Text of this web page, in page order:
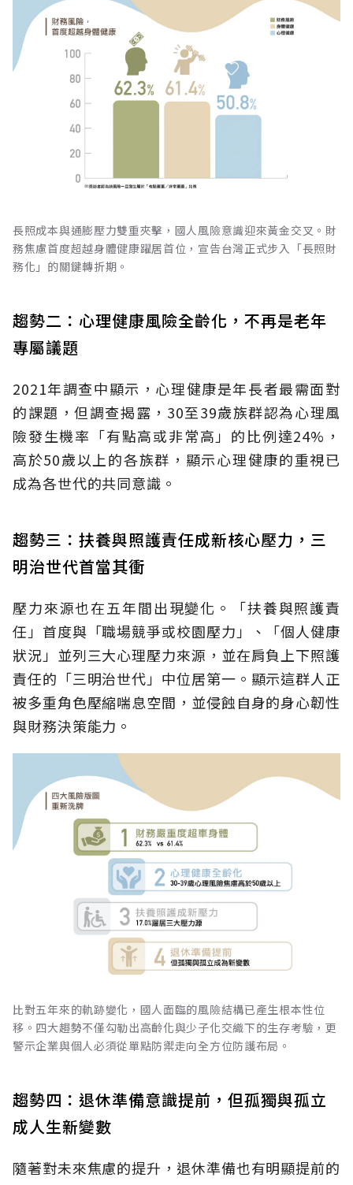
長照成本與通膨壓力雙重夾擊，國人風險意識迎來黃金交叉。財
務焦慮首度超越身體健康躍居首位，宣告台灣正式步入「長照財
務化」的關鍵轉折期。
趨勢二：心理健康風險全齡化，不再是老年
專屬議題
2021年調查中顯示，心理健康是年長者最需面對
的課題，但調查揭露，30至39歲族群認為心理風
險發生機率「有點高或非常高」的比例達24%，
高於50歲以上的各族群，顯示心理健康的重視已
成為各世代的共同意識。
趨勢三：扶養與照護責任成新核心壓力，三
明治世代首當其衝
壓力來源也在五年間出現變化。「扶養與照護責
任」首度與「職場競爭或校園壓力」、「個人健康
狀況」並列三大心理壓力來源，並在肩負上下照護
責任的「三明治世代」中位居第一。顯示這群人正
被多重角色壓縮喘息空間，並侵蝕自身的身心韌性
與財務決策能力。
比對五年來的軌跡變化，國人面臨的風險結構已產生根本性位
移。四大趨勢不僅勾勒出高齡化與少子化交織下的生存考驗，更
警示企業與個人必須從單點防禦走向全方位防護布局。
趨勢四：退休準備意識提前，但孤獨與孤立
成人生新變數
隨著對未來焦慮的提升，退休準備也有明顯提前的